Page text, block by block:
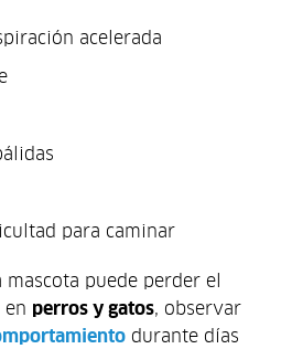
acelerada
para caminar
mascota puede perder el
en perros y gatos, observar
durante días